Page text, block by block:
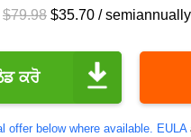
$79.98 $35.70 /semiannually
ਕਰੋ
offer below where available. EULA